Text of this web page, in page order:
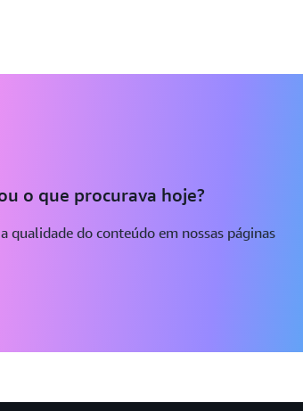
o que procurava hoje?
qualidade do conteúdo em nossas páginas